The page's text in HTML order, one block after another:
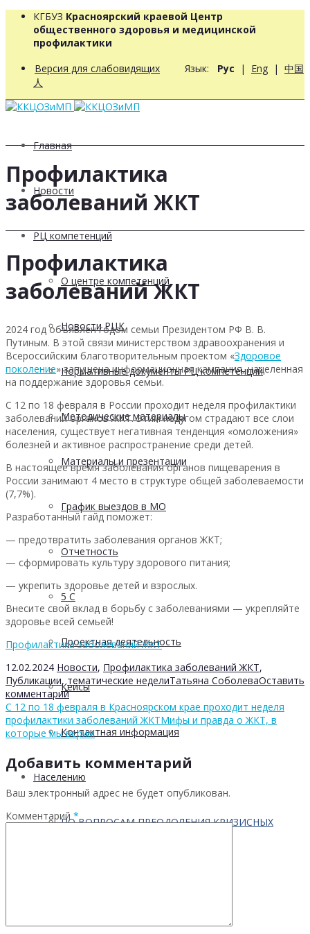
КГБУЗ Красноярский краевой Центр
общественного здоровья и медицинской
профилактики
Версия для слабовидящих Язык: Рус | Eng | 中国
人
Главная
Новости
РЦ компетенций
О центре компетенций
Новости РЦК
Нормативные документы РЦ компетенций
Методические материалы
Материалы и презентации
График выездов в МО
Отчетность
5 С
Проектная деятельность
Кейсы
Контактная информация
Населению
ПО ВОПРОСАМ ПРЕОДОЛЕНИЯ КРИЗИСНЫХ
Профилактика
заболеваний ЖКТ
Профилактика
заболеваний ЖКТ
2024 год объявлен годом семьи Президентом РФ В. В.
Путиным. В этой связи министерством здравоохранения и
Всероссийским благотворительным проектом «Здоровое
поколение» запущена информационная кампания, нацеленная
на поддержание здоровья семьи.
С 12 по 18 февраля в России проходит неделя профилактики
заболеваний органов ЖКТ. Этим недугом страдают все слои
населения, существует негативная тенденция «омоложения»
болезней и активное распространение среди детей.
В настоящее время заболевания органов пищеварения в
России занимают 4 место в структуре общей заболеваемости
(7,7%).
Разработанный гайд поможет:
— предотвратить заболевания органов ЖКТ;
— сформировать культуру здорового питания;
— укрепить здоровье детей и взрослых.
Внесите свой вклад в борьбу с заболеваниями — укрепляйте
здоровье всей семьей!
Профилактика заболеваний ЖКТ
12.02.2024 Новости, Профилактика заболеваний ЖКТ,
Публикации,тематические неделиТатьяна СоболеваОставить
комментарий
С 12 по 18 февраля в Красноярском крае проходит неделя
профилактики заболеваний ЖКТМифы и правда о ЖКТ, в
которые мы верим
Добавить комментарий
Ваш электронный адрес не будет опубликован.
Комментарий*